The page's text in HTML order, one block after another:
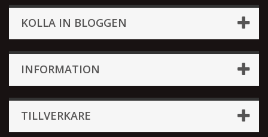
KOLLA IN BLOGGEN
INFORMATION
TILLVERKARE